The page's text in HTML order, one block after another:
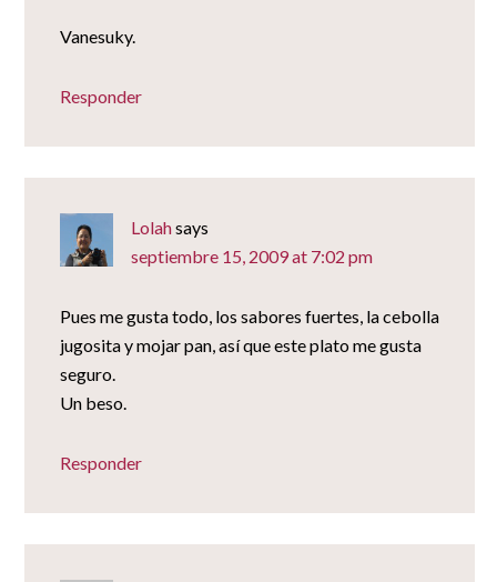
Vanesuky.
Responder
Lolahsays
septiembre 15, 2009 at 7:02 pm
Pues me gusta todo, los sabores fuertes, la cebolla
jugosita y mojar pan, así que este plato me gusta
seguro.
Un beso.
Responder